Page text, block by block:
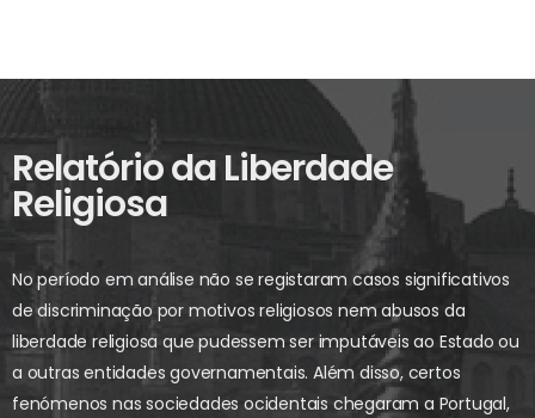
Relatório da Liberdade
Religiosa
No período em análise não se registaram casos significativos
de discriminação por motivos religiosos nem abusos da
liberdade religiosa que pudessem ser imputáveis ao Estado ou
a outras entidades governamentais. Além disso, certos
fenómenos nas sociedades ocidentais chegaram a Portugal,